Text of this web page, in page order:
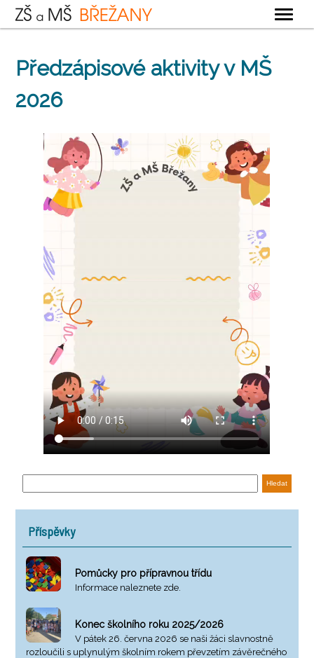
ZÁKLADNÍ ŠKOLA
ŠKOLNÍ JÍDELNA
KONTAKTY
Předzápisové aktivity v MŠ
2026
Příspěvky
Pomůcky pro přípravnou třídu
Informace naleznete zde.
Konec školního roku 2025/2026
V pátek 26. června 2026 se naši žáci slavnostně
rozloučili s uplynulým školním rokem převzetím závěrečného